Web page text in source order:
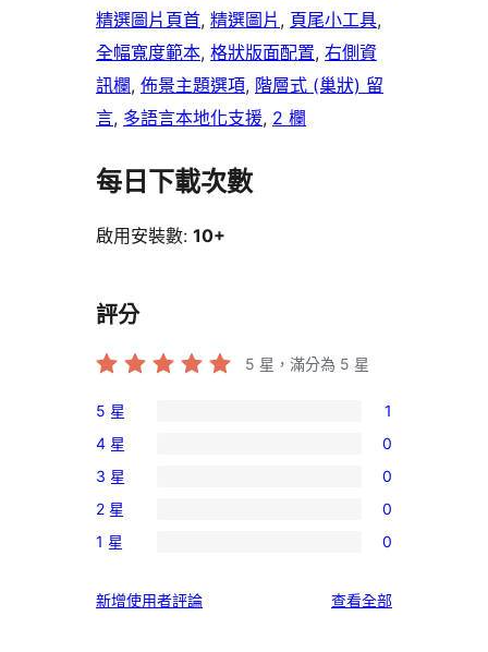
精選圖片頁首, 精選圖片 , 頁尾小工具
全幅寬度範本, 格狀版面配置, 右側資
訊欄, 佈景主題選項, 階層式 (巢狀) 留
言, 多語言本地化支援, 2 欄
每日下載次數
啟用安裝數: 10+
評分
5 星，滿分為 5 星
1
個
5
星
使
者
5 星 1
0
個
4
星
用
4 星 0
0
個
3
使
3 星 0
0
個
星
2 星 0
0
1
1 星 0
新增使用者評論 查看全部使